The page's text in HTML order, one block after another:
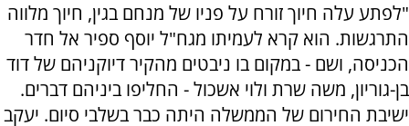
"לפתע עלה חיוך זורח על פניו של מנחם בגין, חיוך מלווה
התרגשות. הוא קרא לעמיתו מגח"ל יוסף ספיר אל חדר
הכניסה, ושם - במקום בו ניבטים מהקיר דיוקניהם של דוד
בן-גוריון, משה שרת ולוי אשכול - החליפו ביניהם דברים.
ישיבת החירום של הממשלה היתה כבר בשלבי סיום. יעקב